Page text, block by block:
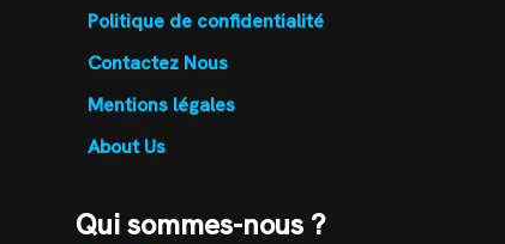
Politique de confidentialité
Contactez Nous
Mentions légales
About Us
Qui sommes-nous ?